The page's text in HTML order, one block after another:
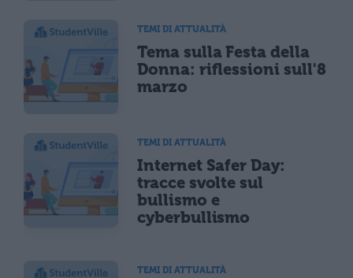
TEMI DI ATTUALITÀ
Tema sulla Festa della
Donna: riflessioni sull'8
marzo
TEMI DI ATTUALITÀ
Internet Safer Day:
tracce svolte sul
bullismo e
cyberbullismo
TEMI DI ATTUALITÀ